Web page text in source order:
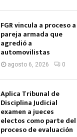
FGR vincula a proceso a
pareja armada que
agredió a
automovilistas
agosto 6, 2026 0
Aplica Tribunal de
Disciplina Judicial
examen a jueces
electos como parte del
proceso de evaluación